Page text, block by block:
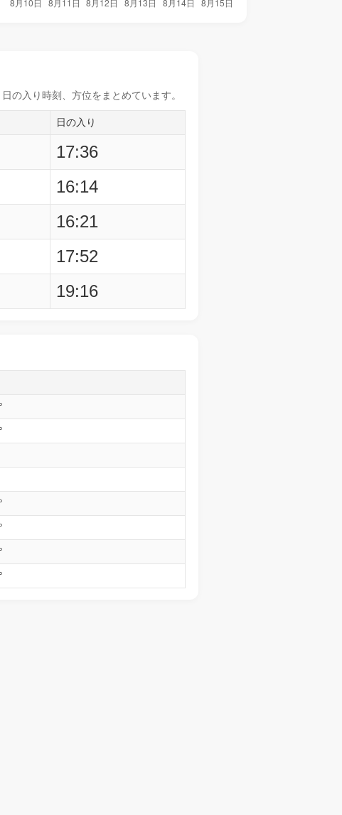
の入り時刻 、方位をまとめています。
日の入り
17:36
16:14
16:21
17:52
19:16